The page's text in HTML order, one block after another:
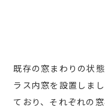
既存の窓まわりの状
ラス内窓を設置しま
ており、それぞれの